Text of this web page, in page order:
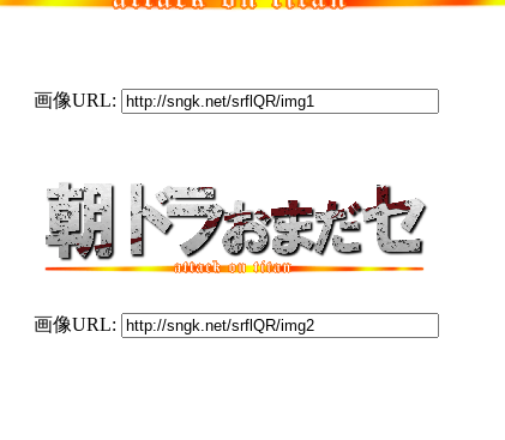
画像URL:
画像URL: